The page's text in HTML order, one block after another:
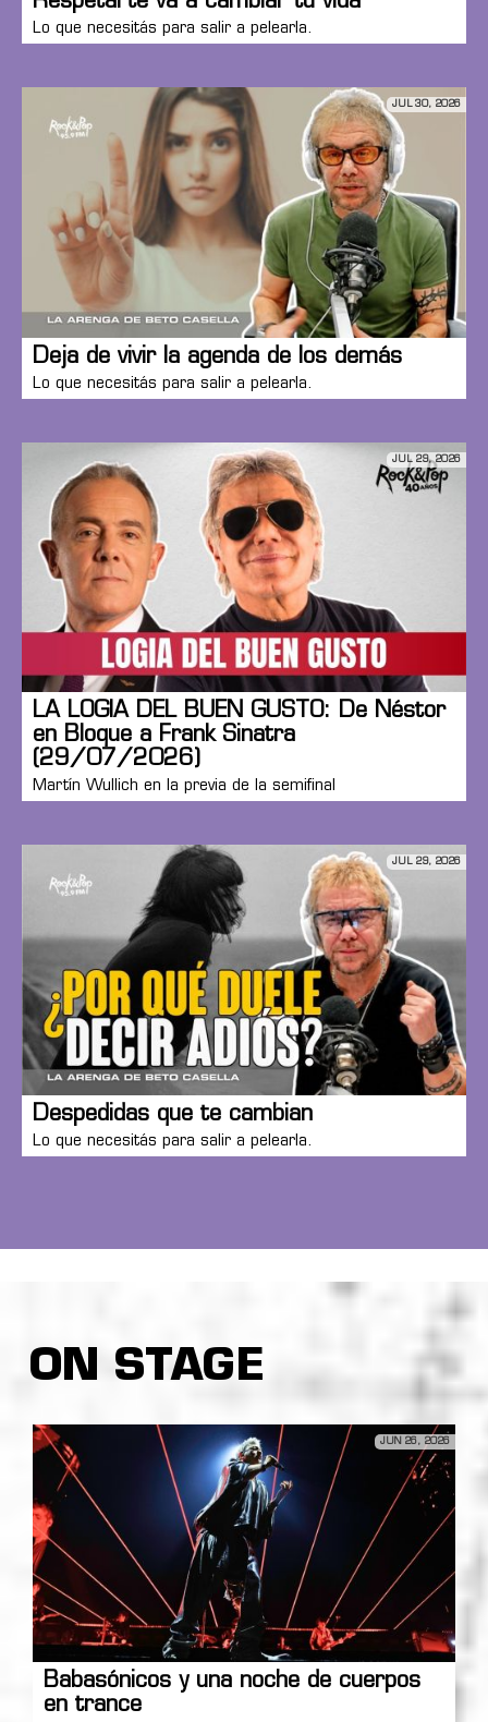
Lo que necesitás para salir a pelearla.
JUL 30, 2026
Deja de vivir la agenda de los demás
Lo que necesitás para salir a pelearla.
JUL 29, 2026
LA LOGIA DEL BUEN GUSTO: De Néstor
en Bloque a Frank Sinatra
(29/07/2026)
Martín Wullich en la previa de la semifinal
JUL 29, 2026
Despedidas que te cambian
Lo que necesitás para salir a pelearla.
ON STAGE
JUN 26, 2026
Babasónicos y una noche de cuerpos
en trance